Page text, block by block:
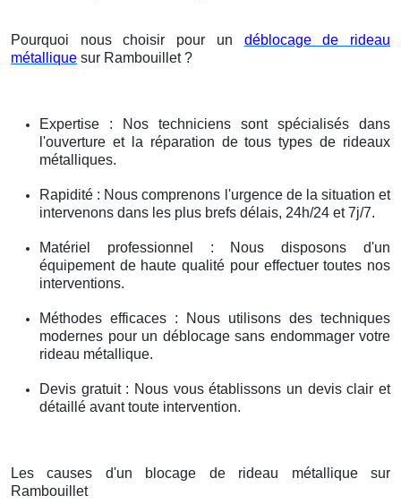
Pourquoi nous choisir pour un déblocage de rideau
métallique sur Rambouillet ?
Expertise : Nos techniciens sont spécialisés dans
l'ouverture et la réparation de tous types de rideaux
métalliques.
Rapidité : Nous comprenons l'urgence de la situation et
intervenons dans les plus brefs délais, 24h/24 et 7j/7.
Matériel professionnel : Nous disposons d'un
équipement de haute qualité pour effectuer toutes nos
interventions.
Méthodes efficaces : Nous utilisons des techniques
modernes pour un déblocage sans endommager votre
rideau métallique.
Devis gratuit : Nous vous établissons un devis clair et
détaillé avant toute intervention.
Les causes d'un blocage de rideau métallique sur
Rambouillet